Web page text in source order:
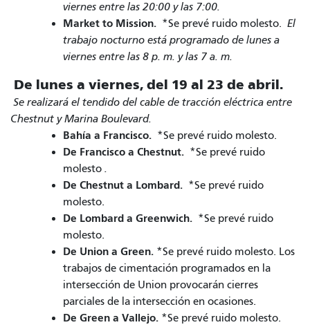
viernes entre las 20:00 y las 7:00.
Market to Mission. *Se prevé ruido molesto. El
trabajo nocturno está programado de lunes a
viernes entre las 8 p. m. y las 7 a. m.
De lunes a viernes, del 19 al 23 de abril.
Se realizará el tendido del cable de tracción eléctrica entre
Chestnut y Marina Boulevard.
Bahía a Francisco. *Se prevé ruido molesto.
De Francisco a Chestnut. *Se prevé ruido
molesto .
De Chestnut a Lombard. *Se prevé ruido
molesto.
De Lombard a Greenwich. *Se prevé ruido
molesto.
De Union a Green. *Se prevé ruido molesto. Los
trabajos de cimentación programados en la
intersección de Union provocarán cierres
parciales de la intersección en ocasiones.
De Green a Vallejo. *Se prevé ruido molesto.